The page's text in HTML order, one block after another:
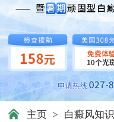
主页 > 白癜风知识